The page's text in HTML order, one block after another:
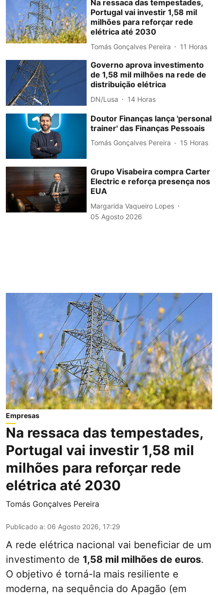
Na ressaca das tempestades,
Portugal vai investir 1,58 mil
milhões para reforçar rede
elétrica até 2030
Tomás Gonçalves Pereira 11 Horas
Governo aprova investimento
de 1,58 mil milhões na rede de
distribuição elétrica
DN/Lusa 14 Horas
Doutor Finanças lança 'personal
trainer' das Finanças Pessoais
Tomás Gonçalves Pereira 15 Horas
Grupo Visabeira compra Carter
Electric e reforça presença nos
EUA
Margarida Vaqueiro Lopes
05 Agosto 2026
Empresas
Na ressaca das tempestades,
Portugal vai investir 1,58 mil
milhões para reforçar rede
elétrica até 2030
Tomás Gonçalves Pereira
Publicado a: 06 Agosto 2026, 17:29
A rede elétrica nacional vai beneficiar de um
investimento de 1,58 mil milhões de euros.
O objetivo é torná-la mais resiliente e
moderna, na sequência do Apagão (em